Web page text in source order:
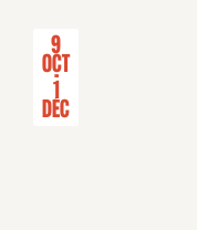
9
Oct
-
1
Déc